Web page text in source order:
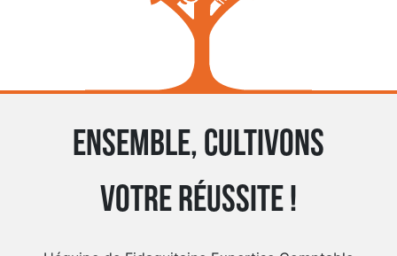
Ensemble, cultivons
votre réussite !